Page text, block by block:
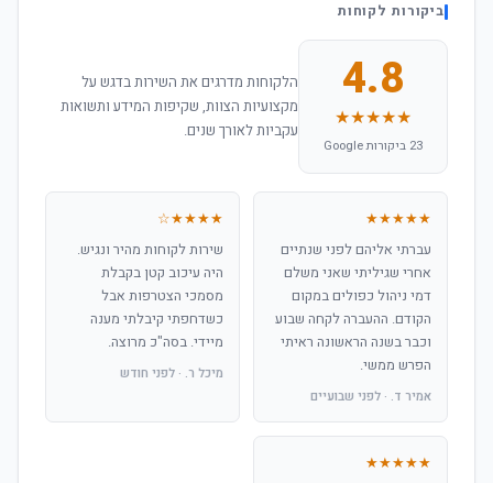
ביקורות לקוחות
4.8
★★★★★
23 ביקורות Google
הלקוחות מדרגים את השירות בדגש על
מקצועיות הצוות, שקיפות המידע ותשואות
עקביות לאורך שנים.
★★★★★
עברתי אליהם לפני שנתיים
אחרי שגיליתי שאני משלם
דמי ניהול כפולים במקום
הקודם. ההעברה לקחה שבוע
וכבר בשנה הראשונה ראיתי
הפרש ממשי.
אמיר ד. · לפני שבועיים
★★★★☆
שירות לקוחות מהיר ונגיש.
היה עיכוב קטן בקבלת
מסמכי הצטרפות אבל
כשדחפתי קיבלתי מענה
מיידי. בסה"כ מרוצה.
מיכל ר. · לפני חודש
★★★★★